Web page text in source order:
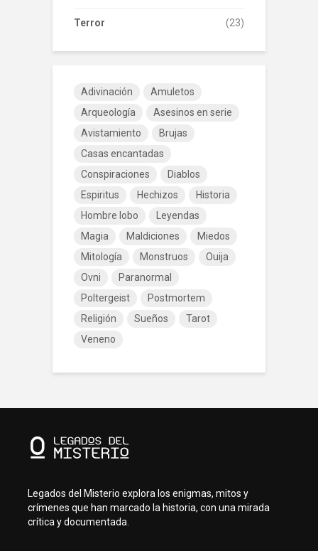
Terror (23)
Adivinación
Amuletos
Arqueología
Asesinos en serie
Avistamiento
Brujas
Casas encantadas
Conspiraciones
Diablos
Espiritus
Hechizos
Historia
Hombre lobo
Leyendas
Magia
Maldiciones
Miedos
Mitología
Monstruos
Ouija
Ovni
Paranormal
Poltergeist
Postmortem
Religión
Sueños
Tarot
Veneno
Legados del Misterio explora los enigmas, mitos y
crímenes que han marcado la historia, con una mirada
crítica y documentada.